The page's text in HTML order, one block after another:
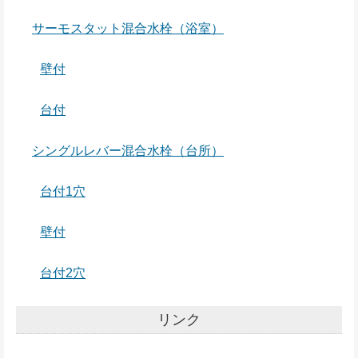
サーモスタット混合水栓（浴室）
壁付
台付
シングルレバー混合水栓（台所）
台付1穴
壁付
台付2穴
リンク